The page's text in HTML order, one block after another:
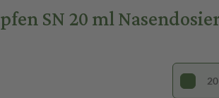
SN 20 ml